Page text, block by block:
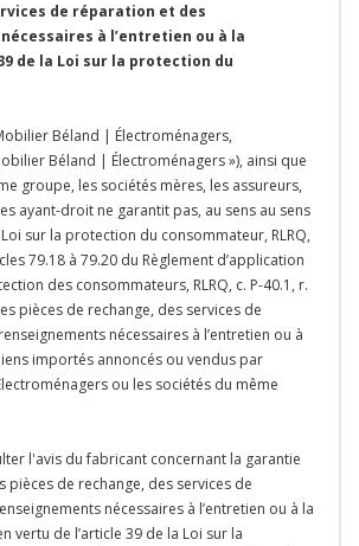
de réparation et des
à l’entretien ou à la
de la Loi sur la protection du
Béland | Électroménagers,
Béland | Électroménagers »), ainsi que
groupe, les sociétés mères, les assureurs,
ayant-droit ne garantit pas, au sens au sens
sur la protection du consommateur, RLRQ,
79.18 à 79.20 du Règlement d’application
des consommateurs, RLRQ, c. P-40.1, r.
pièces de rechange, des services de
nécessaires à l’entretien ou à
importés annoncés ou vendus par
ou les sociétés du même
l'avis du fabricant concernant la garantie
de rechange, des services de
nécessaires à l’entretien ou à la
vertu de l’article 39 de la Loi sur la